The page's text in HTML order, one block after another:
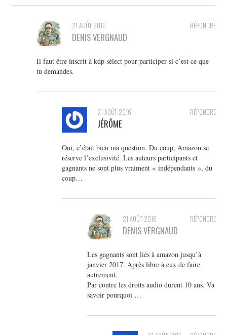
RÉPONDRE
21 AOÛT 2016
DENIS VERGNAUD
Il faut être inscrit à kdp sélect pour participer si c’est ce que
tu demandes.
RÉPONDRE
21 AOÛT 2016
JÉRÔME
Oui, c’était bien ma question. Du coup, Amazon se
réserve l’exclusivité. Les auteurs participants et
gagnants ne sont plus vraiment « indépendants », du
coup…
RÉPONDRE
21 AOÛT 2016
DENIS VERGNAUD
Les gagnants sont liés à amazon jusqu’à
janvier 2017. Après libre à eux de faire
autrement.
Par contre les droits audio durent 10 ans. Va
savoir pourquoi …